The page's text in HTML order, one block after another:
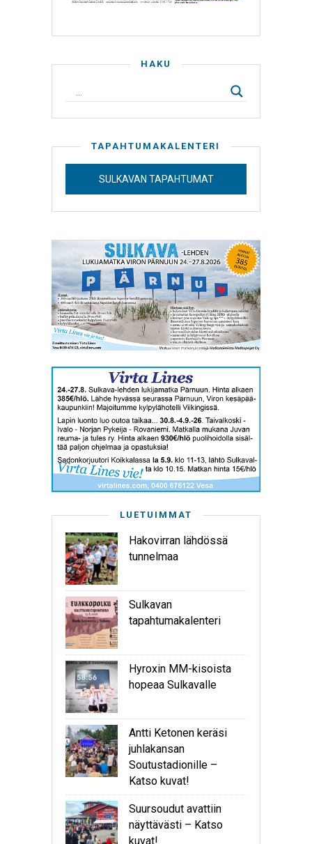
HAKU
TAPAHTUMAKALENTERI
SULKAVAN TAPAHTUMAT
LUETUIMMAT
Hakovirran lähdössä
tunnelmaa
Sulkavan
tapahtumakalenteri
Hyroxin MM-kisoista
hopeaa Sulkavalle
Antti Ketonen keräsi
juhlakansan
Soutustadionille –
Katso kuvat!
Suursoudut avattiin
näyttävästi – Katso
kuvat!